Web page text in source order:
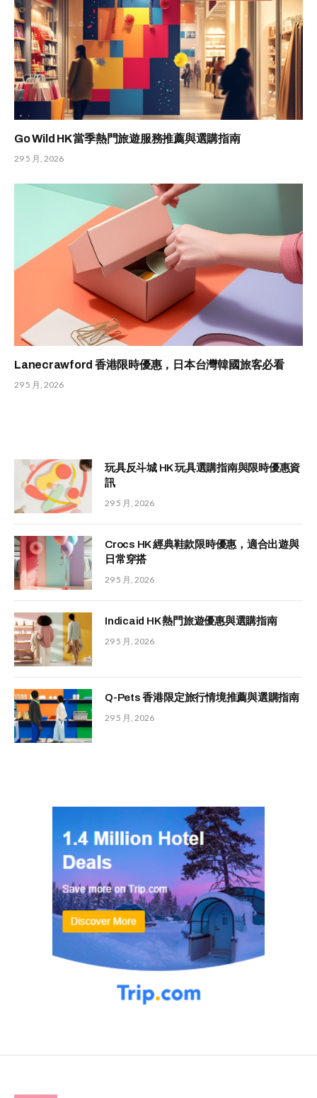
Go Wild HK 當季熱門旅遊服務推薦與選購指南
29 5 月, 2026
Lanecrawford 香港限時優惠，日本台灣韓國旅客必看
29 5 月, 2026
玩具反斗城 HK 玩具選購指南與限時優惠資
訊
29 5 月, 2026
Crocs HK 經典鞋款限時優惠，適合出遊與
日常穿搭
29 5 月, 2026
Indicaid HK 熱門旅遊優惠與選購指南
29 5 月, 2026
Q-Pets 香港限定旅行情境推薦與選購指南
29 5 月, 2026